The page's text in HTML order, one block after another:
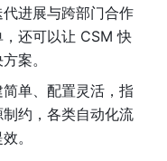
进展与跨部门合作
还可以让 CSM 快
案。
单、配置灵活，指
约，各类自动化流
。